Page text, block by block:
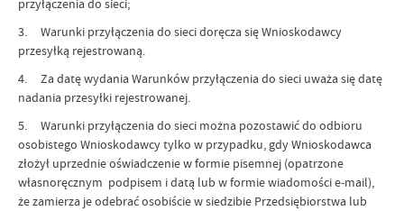
przyłączenia do sieci;
3. Warunki przyłączenia do sieci doręcza się Wnioskodawcy
przesyłką rejestrowaną.
4. Za datę wydania Warunków przyłączenia do sieci uważa się datę
nadania przesyłki rejestrowanej.
5. Warunki przyłączenia do sieci można pozostawić do odbioru
osobistego Wnioskodawcy tylko w przypadku, gdy Wnioskodawca
złożył uprzednie oświadczenie w formie pisemnej (opatrzone
własnoręcznym podpisem i datą lub w formie wiadomości e‑mail),
że zamierza je odebrać osobiście w siedzibie Przedsiębiorstwa lub